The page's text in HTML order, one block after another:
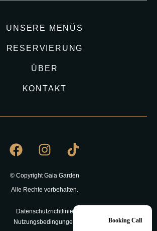
UNSERE MENÜS
RESERVIERUNG
ÜBER
KONTAKT
© Copyright Gaia Garden
Alle Rechte vorbehalten.
Datenschutzrichtlinie
Nutzungsbedingungen
Booking Call